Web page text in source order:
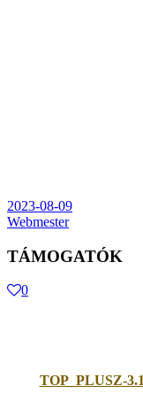
2023-08-09
Webmester
TÁMOGATÓK
0
TOP_PLUSZ-